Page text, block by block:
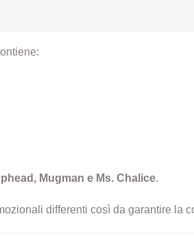
Mugman e Ms. Chalice.
differenti così da garantire la